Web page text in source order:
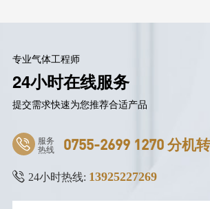
专业气体工程师
24小时在线服务
提交需求快速为您推荐合适产品
服务
热线 0755-2699 1270 分机
24小时热线: 13925227269